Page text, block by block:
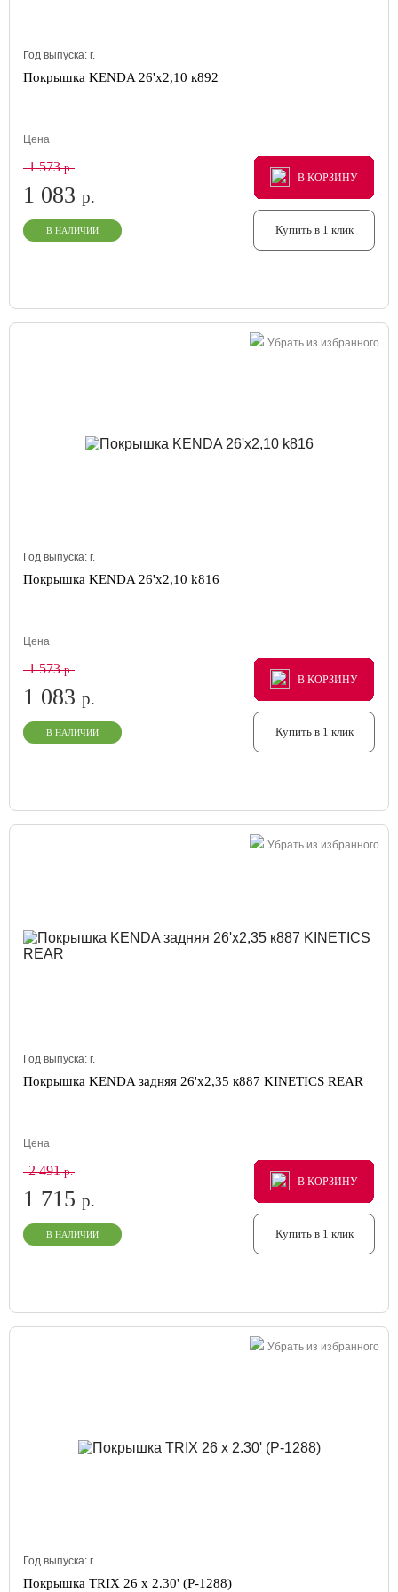
Год выпуска: г.
Покрышка KENDA 26'х2,10 к892
Цена
1 573р.
1 083 р.
В НАЛИЧИИ
В КОРЗИНУ
В КОРЗИНУ
В КОРЗИНУ
Купить в 1 клик
Убрать из избранного
Год выпуска: г.
Покрышка KENDA 26'х2,10 k816
Цена
1 573р.
1 083 р.
В НАЛИЧИИ
В КОРЗИНУ
В КОРЗИНУ
В КОРЗИНУ
Купить в 1 клик
Убрать из избранного
Год выпуска: г.
Покрышка KENDA задняя 26'х2,35 к887 KINETICS REAR
Цена
2 491р.
1 715 р.
В НАЛИЧИИ
В КОРЗИНУ
В КОРЗИНУ
В КОРЗИНУ
Купить в 1 клик
Убрать из избранного
Год выпуска: г.
Покрышка TRIX 26 x 2.30' (P-1288)